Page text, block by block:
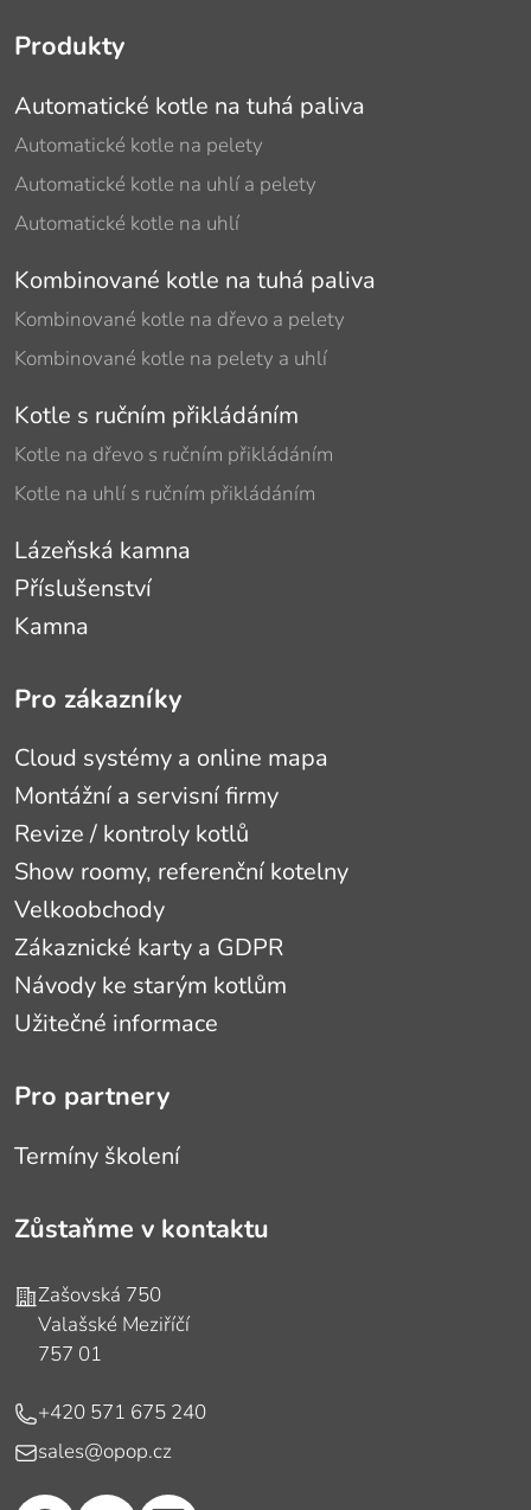
Produkty
Automatické kotle na tuhá paliva
Automatické kotle na pelety
Automatické kotle na uhlí a pelety
Automatické kotle na uhlí
Kombinované kotle na tuhá paliva
Kombinované kotle na dřevo a pelety
Kombinované kotle na pelety a uhlí
Kotle s ručním přikládáním
Kotle na dřevo s ručním přikládáním
Kotle na uhlí s ručním přikládáním
Lázeňská kamna
Příslušenství
Kamna
Pro zákazníky
Cloud systémy a online mapa
Montážní a servisní firmy
Revize / kontroly kotlů
Show roomy, referenční kotelny
Velkoobchody
Zákaznické karty a GDPR
Návody ke starým kotlům
Užitečné informace
Pro partnery
Termíny školení
Zůstaňme v kontaktu
Adresa
Zašovská 750
Valašské Meziříčí
757 01
Telefon
+420 571 675 240
E-mail
sales@opop.cz